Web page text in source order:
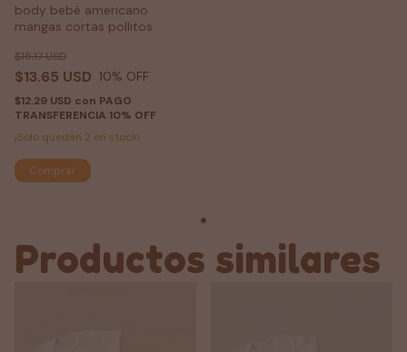
body bebé americano
mangas cortas pollitos
$13.65 USD
$15.17 USD
10% OFF
$12.29 USD con PAGO
TRANSFERENCIA 10% OFF
¡Solo quedan 2 en stock!
Comprar
Productos similares